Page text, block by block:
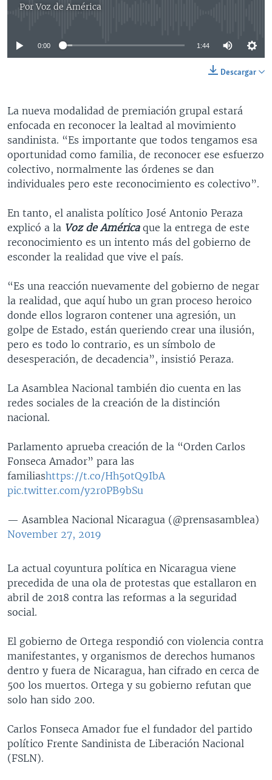
PorVoz de América
No media source currently available
0:00 1:44
Descargar
La nueva modalidad de premiación grupal estará
enfocada en reconocer la lealtad al movimiento
sandinista. “Es importante que todos tengamos esa
oportunidad como familia, de reconocer ese esfuerzo
colectivo, normalmente las órdenes se dan
individuales pero este reconocimiento es colectivo”.
En tanto, el analista político José Antonio Peraza
explicó a la Voz de Américaque la entrega de este
reconocimiento es un intento más del gobierno de
esconder la realidad que vive el país.
“Es una reacción nuevamente del gobierno de negar
la realidad, que aquí hubo un gran proceso heroico
donde ellos lograron contener una agresión, un
golpe de Estado, están queriendo crear una ilusión,
pero es todo lo contrario, es un símbolo de
desesperación, de decadencia”, insistió Peraza.
La Asamblea Nacional también dio cuenta en las
redes sociales de la creación de la distinción
nacional.
Parlamento aprueba creación de la “Orden Carlos
Fonseca Amador” para las
familiashttps://t.co/Hh5otQ9IbA
pic.twitter.com/y2r0PB9bSu
— Asamblea Nacional Nicaragua (@prensasamblea)
November 27, 2019
La actual coyuntura política en Nicaragua viene
precedida de una ola de protestas que estallaron en
abril de 2018 contra las reformas a la seguridad
social.
El gobierno de Ortega respondió con violencia contra
manifestantes, y organismos de derechos humanos
dentro y fuera de Nicaragua, han cifrado en cerca de
500 los muertos. Ortega y su gobierno refutan que
solo han sido 200.
Carlos Fonseca Amador fue el fundador del partido
político Frente Sandinista de Liberación Nacional
(FSLN).